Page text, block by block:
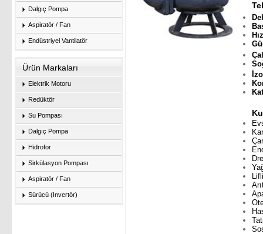
Dalgıç Pompa
Aspiratör / Fan
Endüstriyel Vantilatör
Ürün Markaları
Elektrik Motoru
Redüktör
Su Pompası
Dalgıç Pompa
Hidrofor
Sirkülasyon Pompası
Aspiratör / Fan
Sürücü (Invertör)